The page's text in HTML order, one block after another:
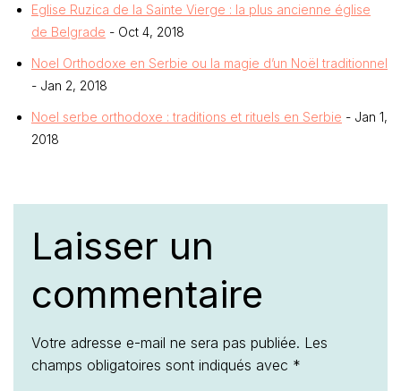
Eglise Ruzica de la Sainte Vierge : la plus ancienne église
de Belgrade - Oct 4, 2018
Noel Orthodoxe en Serbie ou la magie d’un Noël traditionnel
- Jan 2, 2018
Noel serbe orthodoxe : traditions et rituels en Serbie - Jan 1,
2018
Laisser un
commentaire
Votre adresse e-mail ne sera pas publiée. Les
champs obligatoires sont indiqués avec *